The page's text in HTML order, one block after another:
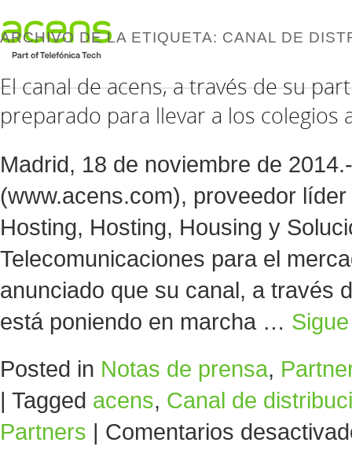
ARCHIVO DE LA ETIQUETA: CANAL DE
El canal de acens, a través de su
preparado para llevar a los colegios
Madrid, 18 de noviembre de
(www.acens.com), proveedor
Hosting, Hosting, Housing y
Telecomunicaciones para el
anunciado que su canal, a través
está poniendo en marcha …
Posted in Notas de prensa,
Tagged acens, Canal de
Partners
Comentarios